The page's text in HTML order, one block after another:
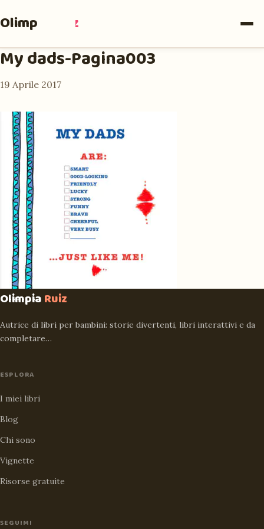
Olimpia Ruiz
My dads-Pagina003
19 Aprile 2017
OlimpiaRuiz
Autrice di libri per bambini: storie divertenti, libri interattivi e da
completare…
ESPLORA
I miei libri
Blog
Chi sono
Vignette
Risorse gratuite
SEGUIMI